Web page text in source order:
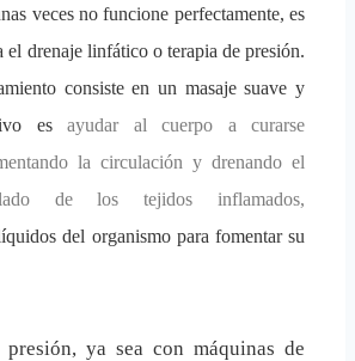
veces no funcione perfectamente, es
el drenaje linfático o terapia de presión.
consiste en un masaje suave y
es ayudar al cuerpo a curarse
la circulación y drenando el
de los tejidos inflamados,
del organismo para fomentar su
ya sea con máquinas de